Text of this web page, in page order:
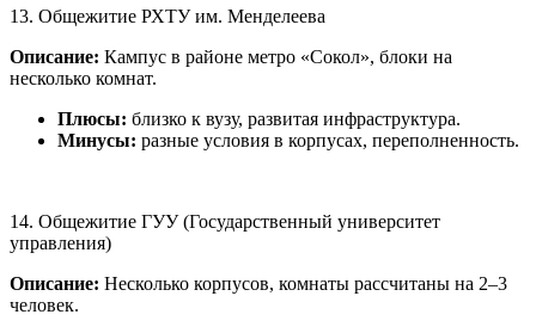
13. Общежитие РХТУ им. Менделеева
Описание: Кампус в районе метро «Сокол», блоки на
несколько комнат.
Плюсы: близко к вузу, развитая инфраструктура.
Минусы: разные условия в корпусах, переполненность.
14. Общежитие ГУУ (Государственный университет
управления)
Описание: Несколько корпусов, комнаты рассчитаны на 2–3
человек.